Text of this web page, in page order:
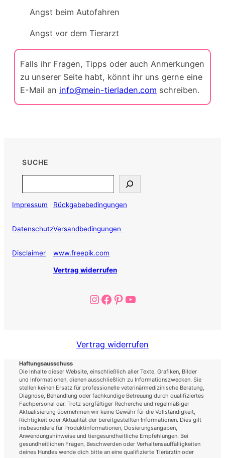
Angst beim Autofahren
Angst vor dem Tierarzt
Falls ihr Fragen, Tipps oder auch Anmerkungen
zu unserer Seite habt, könnt ihr uns gerne eine
E-Mail an info@mein-tierladen.com schreiben.
SUCHE
Impressum
Datenschutz
Disclaimer
Rückgabebedingungen
Versandbedingungen
www.freepik.com
Vertrag widerrufen
Instagram
Facebook
Pinterest
YouTube
Vertrag widerrufen
Haftungsausschuss
Die Inhalte dieser Website, einschließlich aller Texte, Grafiken, Bilder
und Informationen, dienen ausschließlich zu Informationszwecken. Sie
stellen keinen Ersatz für professionelle veterinärmedizinische Beratung,
Diagnose, Behandlung oder fachkundige Betreuung durch qualifiziertes
Fachpersonal dar. Trotz sorgfältiger Recherche und regelmäßiger
Aktualisierung übernehmen wir keine Gewähr für die Vollständigkeit,
Richtigkeit oder Aktualität der bereitgestellten Informationen. Dies gilt
insbesondere für Produktinformationen, Dosierungsangaben,
Anwendungshinweise und tiergesundheitliche Empfehlungen. Bei
gesundheitlichen Fragen, Beschwerden oder Verhaltensauffälligkeiten
deines Hundes wende dich bitte an eine qualifizierte Tierärztin oder